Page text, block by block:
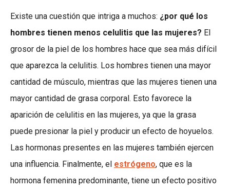
Existe una cuestión que intriga a muchos: ¿por qué los
hombres tienen menos celulitis que las mujeres? El
grosor de la piel de los hombres hace que sea más difícil
que aparezca la celulitis. Los hombres tienen una mayor
cantidad de músculo, mientras que las mujeres tienen una
mayor cantidad de grasa corporal. Esto favorece la
aparición de celulitis en las mujeres, ya que la grasa
puede presionar la piel y producir un efecto de hoyuelos.
Las hormonas presentes en las mujeres también ejercen
una influencia. Finalmente, el estrógeno, que es la
hormona femenina predominante, tiene un efecto positivo